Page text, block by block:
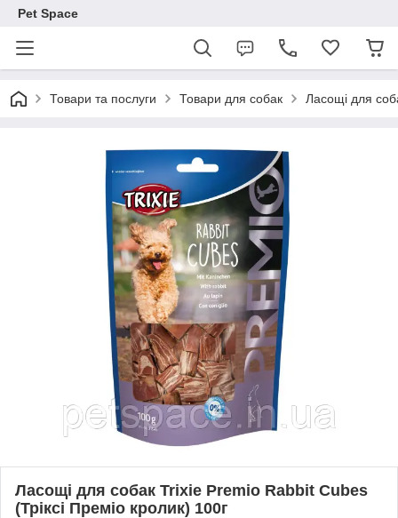
Pet Space
Товари та послуги Товари для собак Ласощі для
Ласощі для собак Trixie Premio Rabbit Cubes
(Тріксі Преміо кролик) 100г